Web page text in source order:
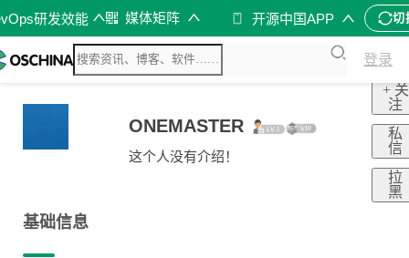
研发效能 媒体矩阵 开源中国APP 切
登录
ONEMASTER
这个人没有介绍！
+ 关
注
私
信
拉
黑
基础信息